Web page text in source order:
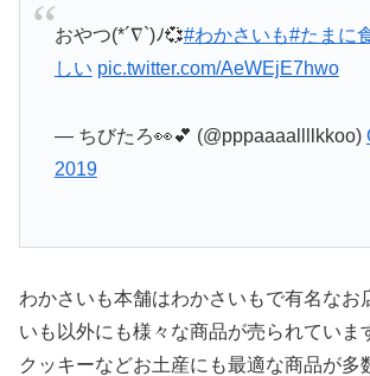
おやつ(*´∇`)ﾉ💞#わかさいも#たまに
しい pic.twitter.com/AeWEjE7hwo
— ちびたろ👀💕 (@pppaaaallllkkoo)
2019
わかさいも本舗はわかさいもで有名なお
いも以外にも様々な商品が売られていま
クッキーなどお土産にも最適な商品が多